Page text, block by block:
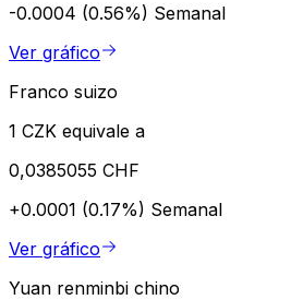
-0.0004 (0.56%) Semanal
Ver gráfico
Franco suizo
1 CZK equivale a
0,0385055 CHF
+0.0001 (0.17%) Semanal
Ver gráfico
Yuan renminbi chino